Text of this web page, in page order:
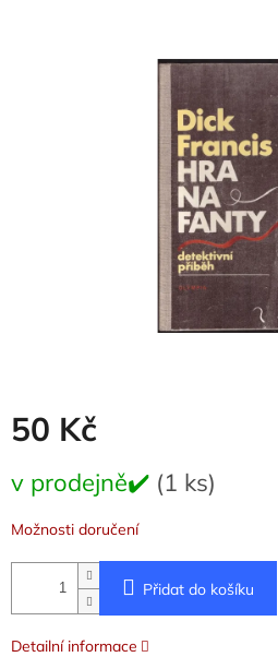
50 Kč
cena:
v prodejně✔️ (1 ks)
Možnosti doručení
Přidat do košíku
Detailní informace